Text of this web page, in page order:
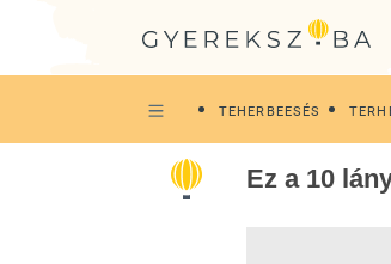
TEHERBEESÉS
Ez a 10